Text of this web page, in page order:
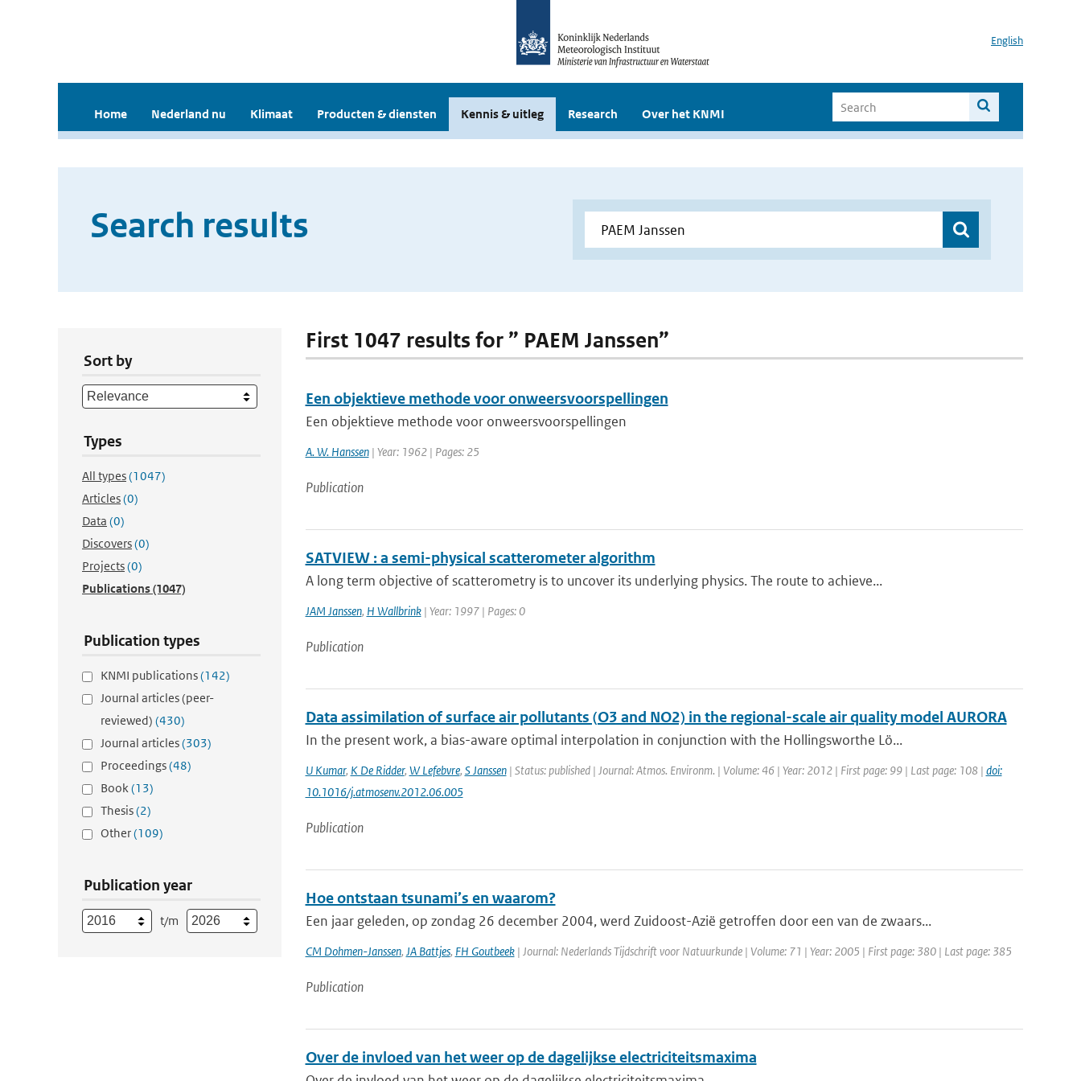
English
Home Nederland nu Klimaat Producten & diensten Kennis & uitleg Research Over het KNMI
Search results
Sort by
Types
All types(1047)
Articles(0)
Data (0)
Discovers(0)
Projects(0)
Publications(1047)
Publication types
KNMI publications(142)
Journal articles (peer-
reviewed) (430)
Journal articles(303)
Proceedings(48)
Book(13)
Thesis(2)
Other(109)
Publication year
t/m
First 1047 results for ” PAEM Janssen”
Een objektieve methode voor onweersvoorspellingen
Een objektieve methode voor onweersvoorspellingen
A. W. Hanssen| Year: 1962 | Pages: 25
Publication
SATVIEW : a semi-physical scatterometer algorithm
A long term objective of scatterometry is to uncover its underlying physics. The route to achieve...
JAM Janssen, H Wallbrink| Year: 1997 | Pages: 0
Publication
Data assimilation of surface air pollutants (O3 and NO2) in the regional-scale air quality model AURORA
In the present work, a bias-aware optimal interpolation in conjunction with the Hollingsworthe Lö...
U Kumar, K De Ridder, W Lefebvre, S Janssen| Status: published | Journal: Atmos. Environm. | Volume: 46 | Year: 2012 | First page: 99 | Last page: 108 | doi:
10.1016/j.atmosenv.2012.06.005
Publication
Hoe ontstaan tsunami’s en waarom?
Een jaar geleden, op zondag 26 december 2004, werd Zuidoost-Azië getroffen door een van de zwaars...
CM Dohmen-Janssen, JA Battjes, FH Goutbeek| Journal: Nederlands Tijdschrift voor Natuurkunde | Volume: 71 | Year: 2005 | First page: 380 | Last page: 385
Publication
Over de invloed van het weer op de dagelijkse electriciteitsmaxima